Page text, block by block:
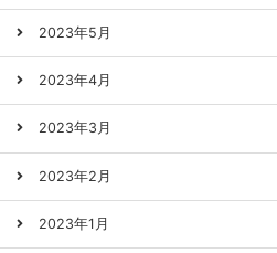
2023年5月
2023年4月
2023年3月
2023年2月
2023年1月